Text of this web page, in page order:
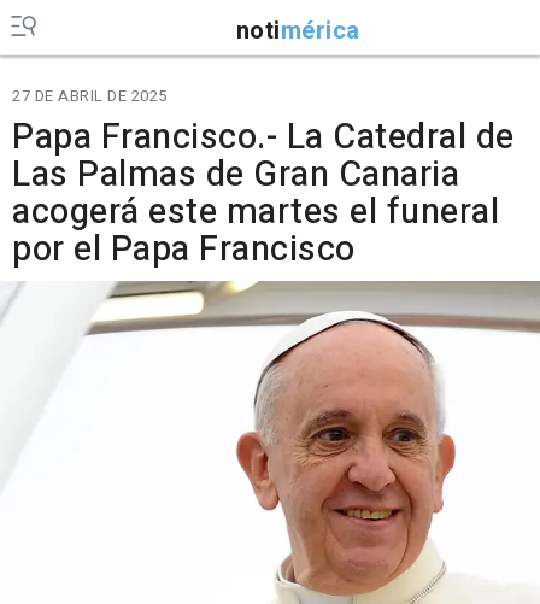
notimérica
27 DE ABRIL DE 2025
Papa Francisco.- La Catedral de
Las Palmas de Gran Canaria
acogerá este martes el funeral
por el Papa Francisco